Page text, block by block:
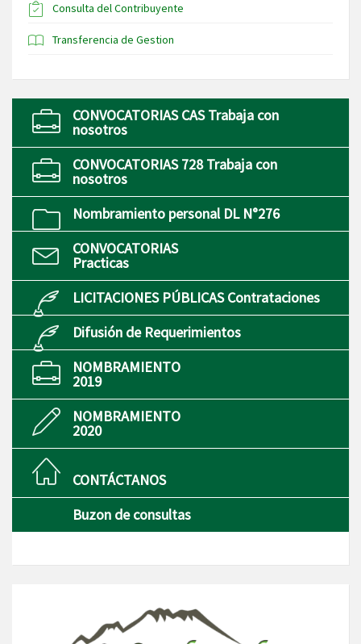
Consulta del Contribuyente
Transferencia de Gestion
CONVOCATORIAS CAS Trabaja con
nosotros
CONVOCATORIAS 728 Trabaja con
nosotros
Nombramiento personal DL N°276
CONVOCATORIAS
Practicas
LICITACIONES PÚBLICAS Contrataciones
Difusión de Requerimientos
NOMBRAMIENTO
2019
NOMBRAMIENTO
2020
CONTÁCTANOS
Buzon de consultas